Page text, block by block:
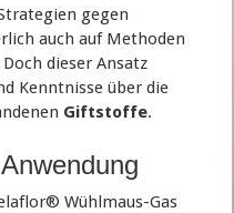
gegen
auch auf Methoden
Doch dieser Ansatz
Kenntnisse über die
Giftstoffe.
Wühlmaus-Gas